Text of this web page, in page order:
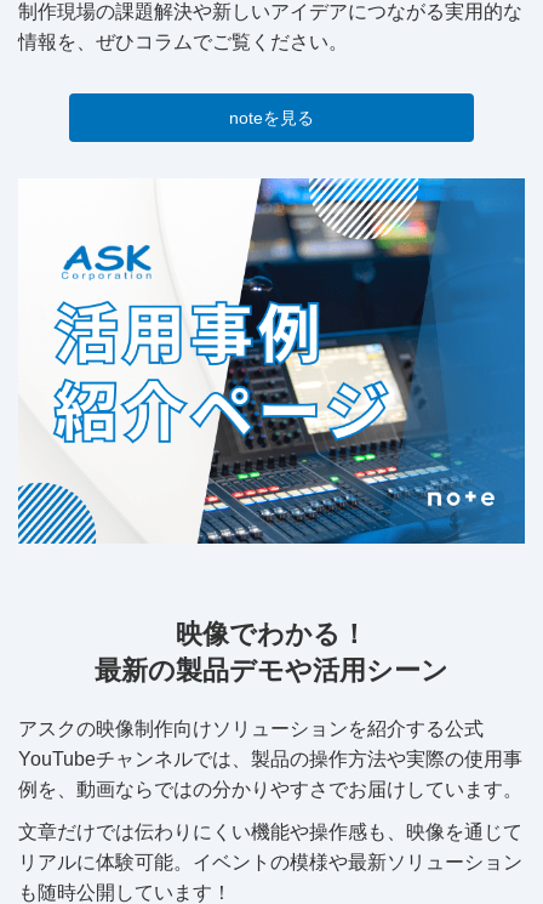
制作現場の課題解決や新しいアイデアにつながる実用的な
情報を、ぜひコラムでご覧ください。
noteを見る
映像でわかる！
最新の製品デモや活用シーン
アスクの映像制作向けソリューションを紹介する公式
YouTubeチャンネルでは、製品の操作方法や実際の使用事
例を、動画ならではの分かりやすさでお届けしています。
文章だけでは伝わりにくい機能や操作感も、映像を通じて
リアルに体験可能。イベントの模様や最新ソリューション
も随時公開しています！